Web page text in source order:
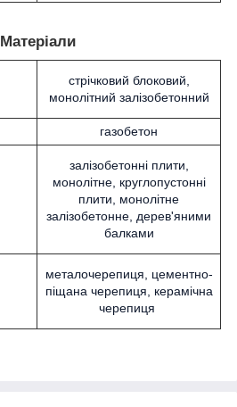
Матеріали
стрічковий блоковий,
монолітний залізобетонний
газобетон
залізобетонні плити,
монолітне, круглопустонні
плити, монолітне
залізобетонне, дерев'яними
балками
металочерепиця, цементно-
піщана черепиця, керамічна
черепиця